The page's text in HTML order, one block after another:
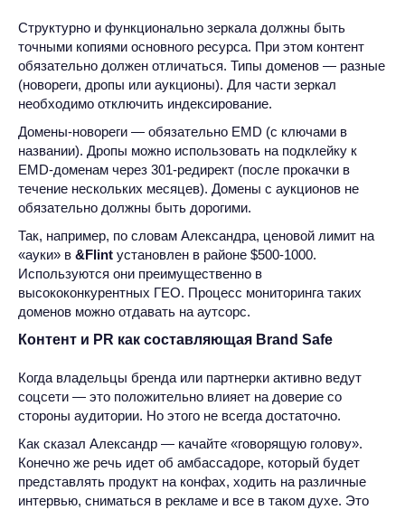
Структурно и функционально зеркала должны быть
точными копиями основного ресурса. При этом контент
обязательно должен отличаться. Типы доменов — разные
(новореги, дропы или аукционы). Для части зеркал
необходимо отключить индексирование.
Домены-новореги — обязательно EMD (с ключами в
названии). Дропы можно использовать на подклейку к
EMD-доменам через 301-редирект (после прокачки в
течение нескольких месяцев). Домены с аукционов не
обязательно должны быть дорогими.
Так, например, по словам Александра, ценовой лимит на
«ауки» в &Flint установлен в районе $500-1000.
Используются они преимущественно в
высококонкурентных ГЕО. Процесс мониторинга таких
доменов можно отдавать на аутсорс.
Контент и PR как составляющая Brand Safe
Когда владельцы бренда или партнерки активно ведут
соцсети — это положительно влияет на доверие со
стороны аудитории. Но этого не всегда достаточно.
Как сказал Александр — качайте «говорящую голову».
Конечно же речь идет об амбассадоре, который будет
представлять продукт на конфах, ходить на различные
интервью, сниматься в рекламе и все в таком духе. Это